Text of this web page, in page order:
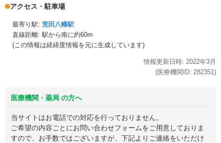
アクセス・駐車場
最寄り駅: 荒田八幡駅
直線距離: 駅から南に約60m
(この情報は経緯度情報を元に生成しています)
情報更新日時: 2022年3月
(医療機関ID: 282351)
医療機関・薬局 の方へ
当サイトはお電話での対応を行っておりません。
ご希望の内容ごとにお問い合わせフォームをご用意しておりま
すので、お手数ではございますが、下記よりご連絡をいただけ